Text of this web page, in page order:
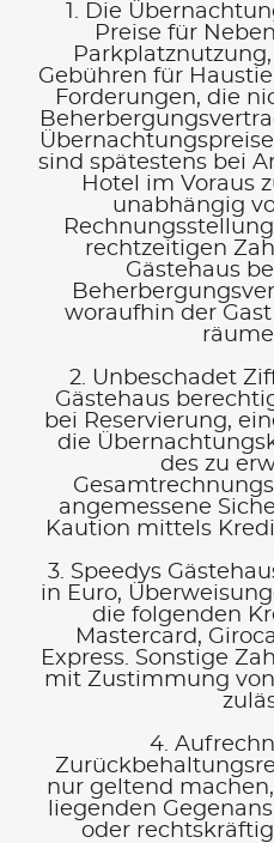
1. Die
Preise für
Gebühren für
Forderungen, die
sind spätestens bei
Hotel im Voraus
unabhängig
rechtzeitigen
Gästehaus
woraufhin der
2. Unbeschadet
Gästehaus
bei Reservierung,
die
des zu
angemessene
Kaution mittels
3. Speedys
in Euro,
die folgenden
Mastercard,
Express. Sonstige
mit Zustimmung
4.
nur geltend
liegenden
oder